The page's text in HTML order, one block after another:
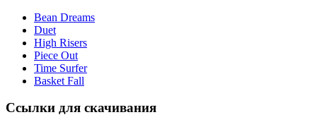
Bean Dreams
Duet
High Risers
Piece Out
Time Surfer
Basket Fall
Ссылки для скачивания